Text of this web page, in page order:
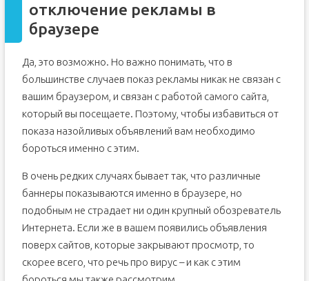
отключение рекламы в
браузере
Да, это возможно. Но важно понимать, что в
большинстве случаев показ рекламы никак не связан с
вашим браузером, и связан с работой самого сайта,
который вы посещаете. Поэтому, чтобы избавиться от
показа назойливых объявлений вам необходимо
бороться именно с этим.
В очень редких случаях бывает так, что различные
баннеры показываются именно в браузере, но
подобным не страдает ни один крупный обозреватель
Интернета. Если же в вашем появились объявления
поверх сайтов, которые закрывают просмотр, то
скорее всего, что речь про вирус – и как с этим